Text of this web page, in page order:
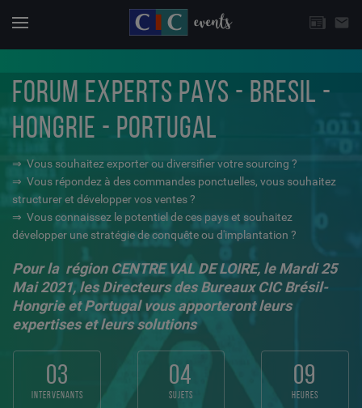
email
CHOISISSEZ UNE THÉMATIQUE
FORUM EXPERTS PAYS - BRESIL -
HONGRIE - PORTUGAL
⇒ Vous souhaitez exporter ou diversifier votre sourcing ?
⇒ Vous répondez à des commandes ponctuelles, vous souhaitez
structurer et développer vos ventes ?
⇒ Vous connaissez le potentiel de ces pays et souhaitez
développer une stratégie de conquête ou d'implantation ?
Pour la région CENTRE VAL DE LOIRE, le Mardi 25
Mai 2021, les Directeurs des Bureaux CIC Brésil-
Hongrie et Portugalvous apporteront leurs
expertises et leurs solutions
03
intervenants
04
sujets
09
heures